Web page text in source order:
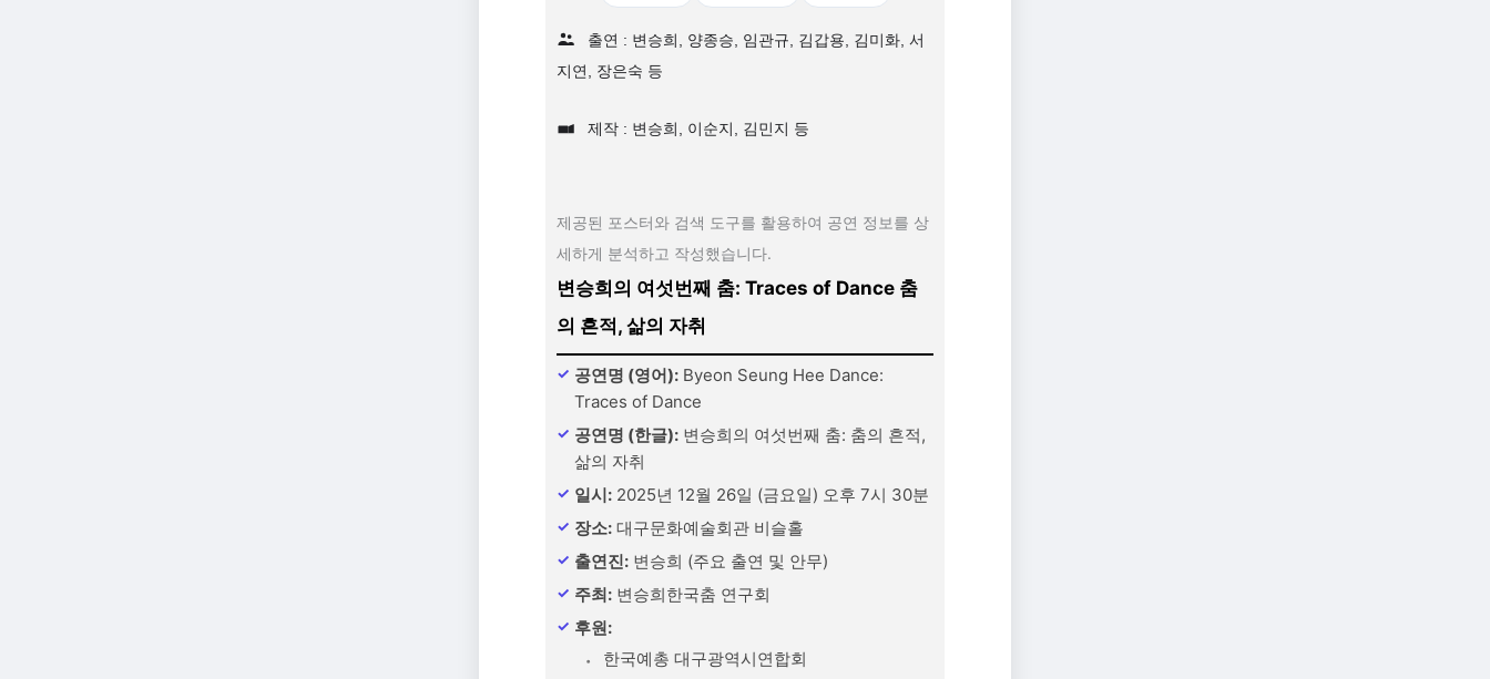
출연 : 변승희, 양종승, 임관규, 김갑용, 김미화, 서
지연, 장은숙 등
제작 : 변승희, 이순지, 김민지 등
제공된 포스터와 검색 도구를 활용하여 공연 정보를 상
세하게 분석하고 작성했습니다.
변승희의 여섯번째 춤: Traces of Dance 춤
의 흔적, 삶의 자취
공연명 (영어): Byeon Seung Hee Dance:
Traces of Dance
공연명 (한글): 변승희의 여섯번째 춤: 춤의 흔적,
삶의 자취
일시: 2025년 12월 26일 (금요일) 오후 7시 30분
장소: 대구문화예술회관 비슬홀
출연진: 변승희 (주요 출연 및 안무)
주최: 변승희한국춤 연구회
후원:
한국예총 대구광역시연합회